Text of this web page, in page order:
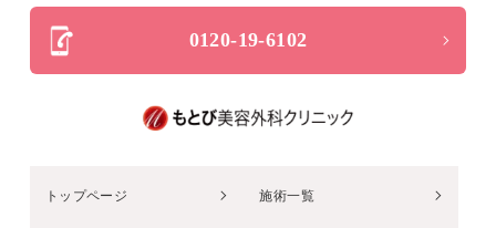
0120-19-6102
トップページ 施術一覧